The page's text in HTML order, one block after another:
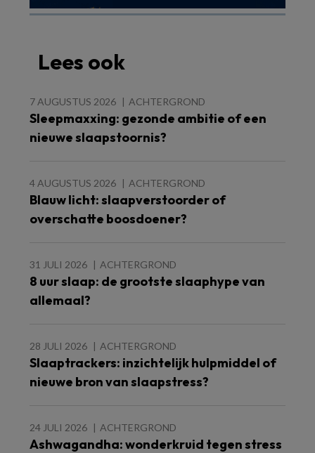
Lees ook
7 AUGUSTUS 2026 ACHTERGROND
Sleepmaxxing: gezonde ambitie of een
nieuwe slaapstoornis?
4 AUGUSTUS 2026 ACHTERGROND
Blauw licht: slaapverstoorder of
overschatte boosdoener?
31 JULI 2026 ACHTERGROND
8 uur slaap: de grootste slaaphype van
allemaal?
28 JULI 2026 ACHTERGROND
Slaaptrackers: inzichtelijk hulpmiddel of
nieuwe bron van slaapstress?
24 JULI 2026 ACHTERGROND
Ashwagandha: wonderkruid tegen stress